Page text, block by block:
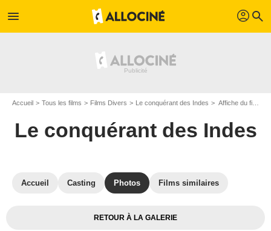
menu profil search
Accueil Tous les films Films Divers Le conquérant des Indes Affiche du film Le conquérant des Indes - Photo 1
Le conquérant des Indes
Accueil Casting Photos Films similaires
RETOUR À LA GALERIE